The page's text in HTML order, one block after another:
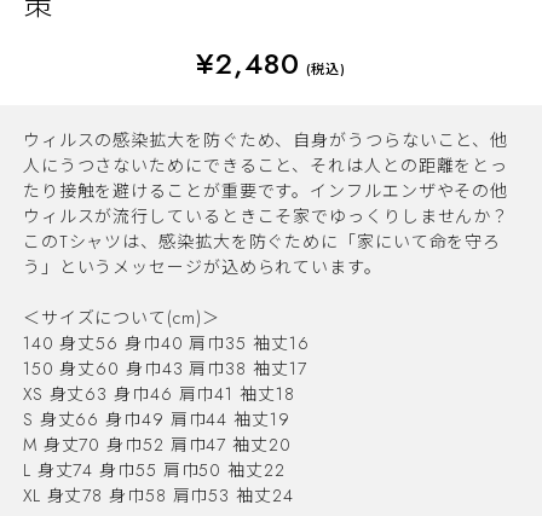
¥2,480 (税込)
ウィルスの感染拡大を防ぐため、自身がうつらないこと、他
人にうつさないためにできること、それは人との距離をとっ
たり接触を避けることが重要です。インフルエンザやその他
ウィルスが流行しているときこそ家でゆっくりしませんか？
このTシャツは、感染拡大を防ぐために「家にいて命を守ろ
う」というメッセージが込められています。
＜サイズについて(cm)＞
140 身丈56 身巾40 肩巾35 袖丈16
150 身丈60 身巾43 肩巾38 袖丈17
XS 身丈63 身巾46 肩巾41 袖丈18
S 身丈66 身巾49 肩巾44 袖丈19
M 身丈70 身巾52 肩巾47 袖丈20
L 身丈74 身巾55 肩巾50 袖丈22
XL 身丈78 身巾58 肩巾53 袖丈24